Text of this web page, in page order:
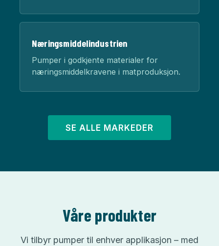
Næringsmiddelindustrien
Pumper i godkjente materialer for
næringsmiddelkravene i matproduksjon.
SE ALLE MARKEDER
Våre produkter
Vi tilbyr pumper til enhver applikasjon – med